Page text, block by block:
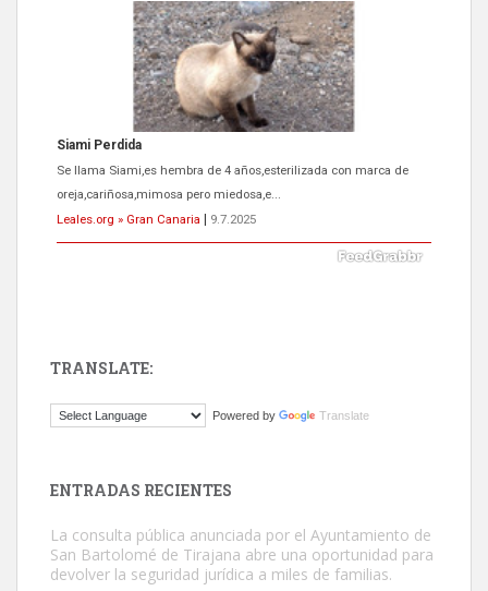
Siami Perdida
Se llama Siami,es hembra de 4 años,esterilizada con marca de
oreja,cariñosa,mimosa pero miedosa,e...
Leales.org » Gran Canaria
9.7.2025
El ayuntamiento se va a llevar a Los Gatos callejeros de la zona los
TRANSLATE:
Powered by Translate
ENTRADAS RECIENTES
La consulta pública anunciada por el Ayuntamiento de
San Bartolomé de Tirajana abre una oportunidad para
devolver la seguridad jurídica a miles de familias.